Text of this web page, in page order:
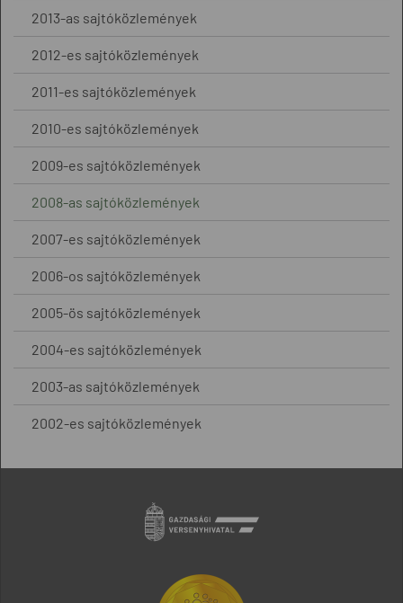
2013-as sajtóközlemények
2012-es sajtóközlemények
2011-es sajtóközlemények
2010-es sajtóközlemények
2009-es sajtóközlemények
2008-as sajtóközlemények
2007-es sajtóközlemények
2006-os sajtóközlemények
2005-ös sajtóközlemények
2004-es sajtóközlemények
2003-as sajtóközlemények
2002-es sajtóközlemények